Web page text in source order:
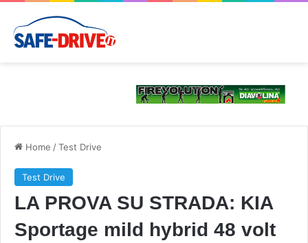
Home /Test Drive
Test Drive
LA PROVA SU STRADA: KIA
Sportage mild hybrid 48 volt